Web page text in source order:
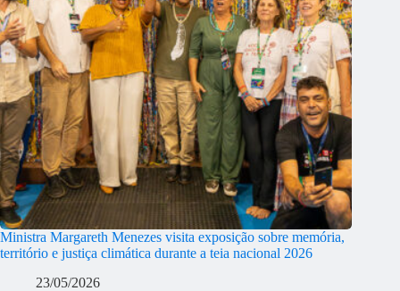
Ministra Margareth Menezes visita exposição sobre memória,
território e justiça climática durante a teia nacional 2026
23/05/2026